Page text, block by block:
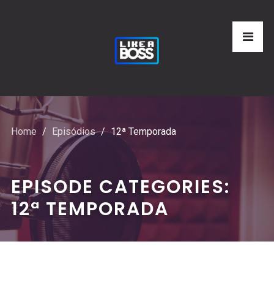
Home Episódios 12ª Temporada
EPISODE CATEGORIES:
12ª TEMPORADA